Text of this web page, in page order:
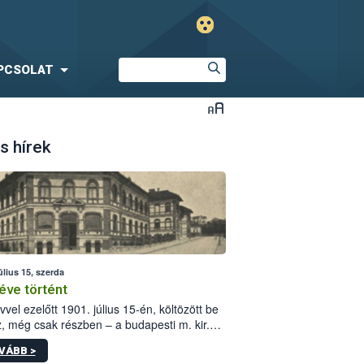
hírek
15, szerda
történt
ezelőtt 1901. július 15-én, költözött be
még csak részben – a budapesti m. kir.
állomás a Kis Rókus utca
alatti, Czigler Győző által tervezett új
>